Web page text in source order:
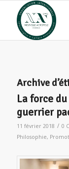
Archive
La force
guerrier
11 février 2018 / 0
Philosophie,